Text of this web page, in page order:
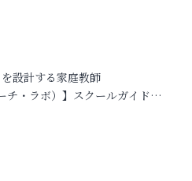
設計する家庭教師
チ・ラボ）】スクールガイド…